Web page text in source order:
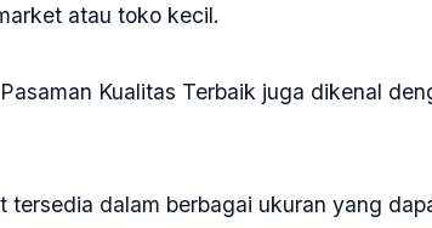
atau toko kecil.
Kualitas Terbaik juga dikenal
tersedia dalam berbagai ukuran yang